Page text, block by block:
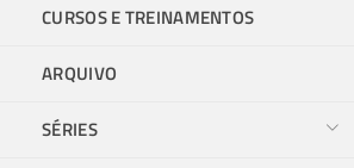
CURSOS E TREINAMENTOS
ARQUIVO
SÉRIES